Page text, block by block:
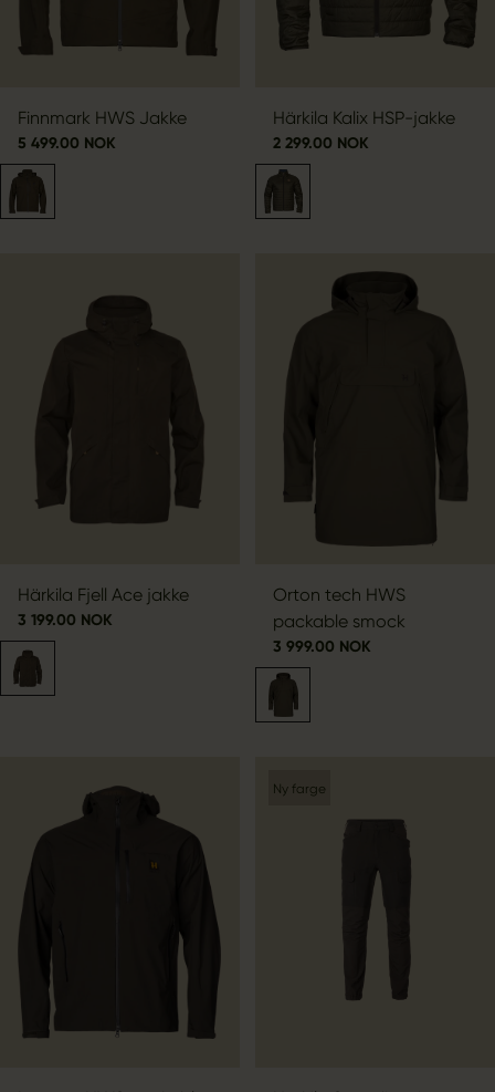
Finnmark HWS Jakke
5 499.00 NOK
Härkila Kalix HSP-jakke
2 299.00 NOK
Härkila Fjell Ace jakke
3 199.00 NOK
Orton tech HWS
packable smock
3 999.00 NOK
Ny farge